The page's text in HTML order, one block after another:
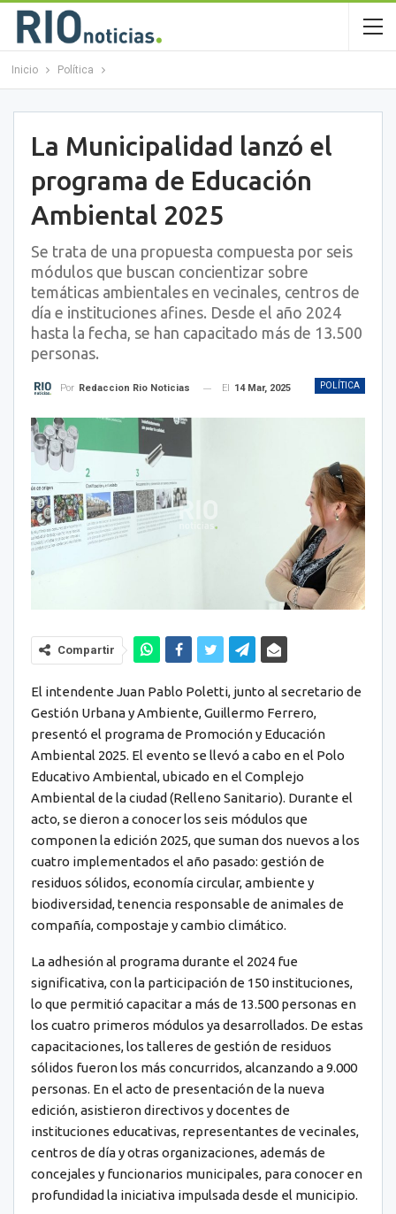
Inicio Política
La Municipalidad lanzó el
programa de Educación
Ambiental 2025
Se trata de una propuesta compuesta por seis
módulos que buscan concientizar sobre
temáticas ambientales en vecinales, centros de
día e instituciones afines. Desde el año 2024
hasta la fecha, se han capacitado más de 13.500
personas.
POLÍTICA
Por Redaccion Rio Noticias El 14 Mar, 2025
Compartir
El intendente Juan Pablo Poletti, junto al secretario de
Gestión Urbana y Ambiente, Guillermo Ferrero,
presentó el programa de Promoción y Educación
Ambiental 2025. El evento se llevó a cabo en el Polo
Educativo Ambiental, ubicado en el Complejo
Ambiental de la ciudad (Relleno Sanitario). Durante el
acto, se dieron a conocer los seis módulos que
componen la edición 2025, que suman dos nuevos a los
cuatro implementados el año pasado: gestión de
residuos sólidos, economía circular, ambiente y
biodiversidad, tenencia responsable de animales de
compañía, compostaje y cambio climático.
La adhesión al programa durante el 2024 fue
significativa, con la participación de 150 instituciones,
lo que permitió capacitar a más de 13.500 personas en
los cuatro primeros módulos ya desarrollados. De estas
capacitaciones, los talleres de gestión de residuos
sólidos fueron los más concurridos, alcanzando a 9.000
personas. En el acto de presentación de la nueva
edición, asistieron directivos y docentes de
instituciones educativas, representantes de vecinales,
centros de día y otras organizaciones, además de
concejales y funcionarios municipales, para conocer en
profundidad la iniciativa impulsada desde el municipio.